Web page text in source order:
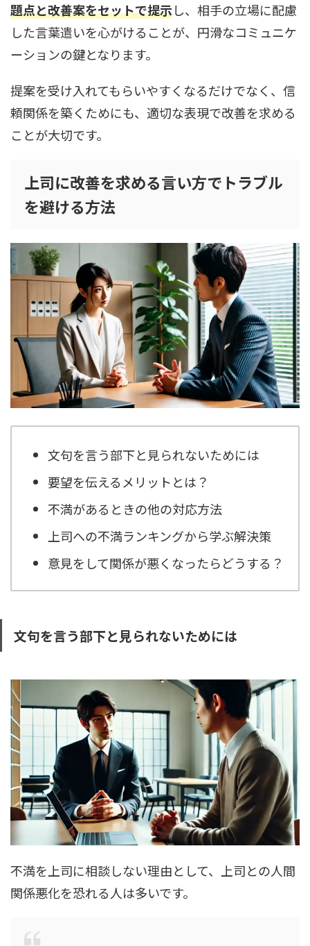
題点と改善案をセットで提示し、相手の立場に配慮
した言葉遣いを心がけることが、円滑なコミュニケ
ーションの鍵となります。
提案を受け入れてもらいやすくなるだけでなく、信
頼関係を築くためにも、適切な表現で改善を求める
ことが大切です。
上司に改善を求める言い方でトラブル
を避ける方法
文句を言う部下と見られないためには
要望を伝えるメリットとは？
不満があるときの他の対応方法
上司への不満ランキングから学ぶ解決策
意見をして関係が悪くなったらどうする？
文句を言う部下と見られないためには
不満を上司に相談しない理由として、上司との人間
関係悪化を恐れる人は多いです。